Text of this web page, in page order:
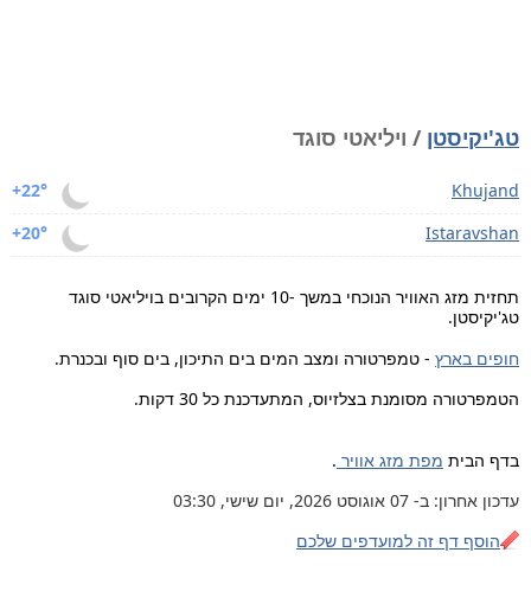
טג'יקיסטן / ויליאטי סוגד
+22°
Khujand
+20°
Istaravshan
תחזית מזג האוויר הנוכחי במשך -10 ימים הקרובים בויליאטי סוגד
טג'יקיסטן.
חופים בארץ - טמפרטורה ומצב המים בים התיכון, בים סוף ובכנרת.
הטמפרטורה מסומנת בצלזיוס, המתעדכנת כל 30 דקות.
בדף הבית מפת מזג אוויר .
עדכון אחרון: ב- 07 אוגוסט 2026, יום שישי, 03:30
הוסף דף זה למועדפים שלכם